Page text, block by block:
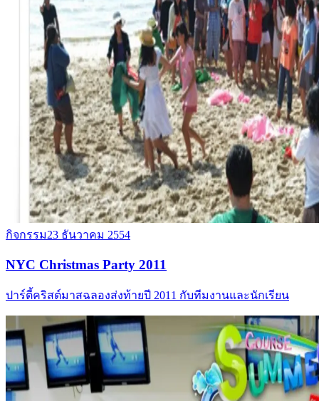
กิจกรรม23 ธันวาคม 2554
NYC Christmas Party 2011
ปาร์ตี้คริสต์มาสฉลองส่งท้ายปี 2011 กับทีมงานและนักเรียน